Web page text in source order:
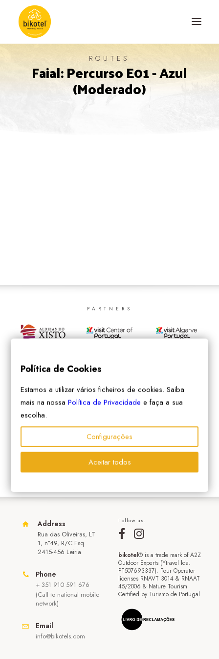
ABOUT US
ROUTES
Faial: Percurso E01 - Azul
(Moderado)
PARTNERS
Address
Rua das Oliveiras, LT
1, n°49, R/C Esq
2415-456 Leiria
Phone
+ 351 910 591 676
(Call to national mobile
network)
Email
info@bikotels.com
Follow us:
bikotel® is a trade mark of A2Z
Outdoor Experts (Ytravel lda.
PT507693337). Tour Operator
licenses RNAVT 3014 & RNAAT
45/2006 & Nature Tourism
Certified by Turismo de Portugal
Política de Cookies
Estamos a utilizar vários ficheiros de cookies. Saiba
mais na nossaPolítica de Privacidade e faça a sua
escolha.
Configurações
Aceitar todos